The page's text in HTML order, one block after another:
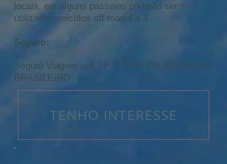
locais, em alguns passeios poderão ser
utilizados veículos off road 4 x 4
Seguro:
Seguro Viagem – ESP. E TUR. DE AVENTURA
BRASILEIRO
TENHO INTERESSE